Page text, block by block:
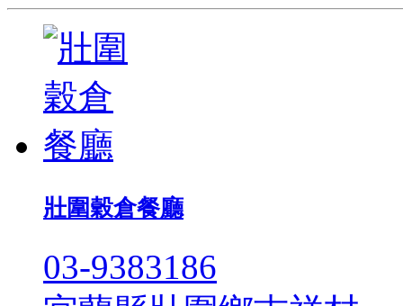
壯圍穀倉餐廳
03-9383186